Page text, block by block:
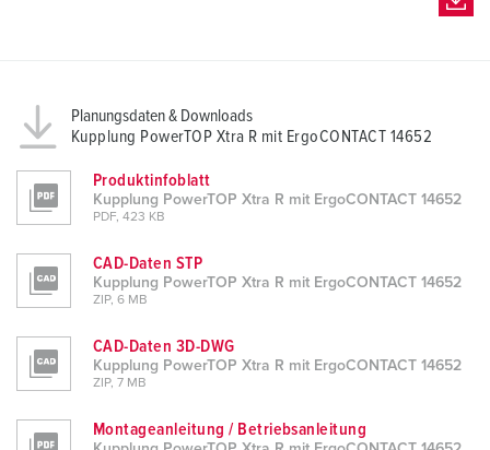
Planungsdaten & Downloads
Kupplung PowerTOP Xtra R mit ErgoCONTACT 14652
Produktinfoblatt
Kupplung PowerTOP Xtra R mit ErgoCONTACT 14652
PDF, 423 KB
CAD-Daten STP
Kupplung PowerTOP Xtra R mit ErgoCONTACT 14652
ZIP, 6 MB
CAD-Daten 3D-DWG
Kupplung PowerTOP Xtra R mit ErgoCONTACT 14652
ZIP, 7 MB
Montageanleitung / Betriebsanleitung